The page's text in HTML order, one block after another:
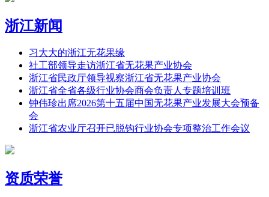
浙江新闻
习大大的浙江无花果缘
社工部领导走访浙江省无花果产业协会
浙江省民政厅领导视察浙江省无花果产业协会
浙江省全省各级行业协会商会负责人专题培训班
钟伟珍出席2026第十五届中国无花果产业发展大会预备
会
浙江省农业厅召开已脱钩行业协会专项整治工作会议
资质荣誉